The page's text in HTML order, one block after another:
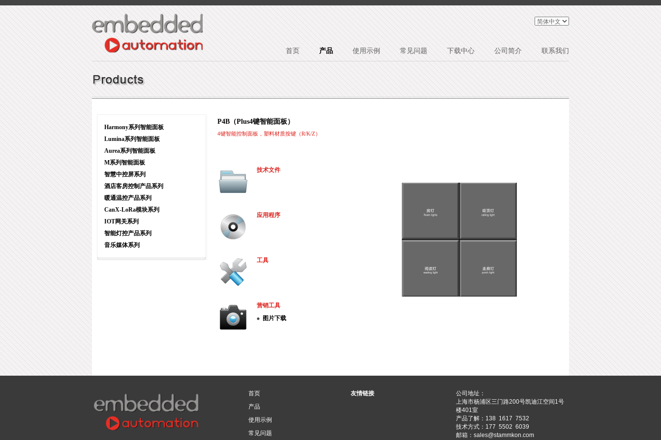
首页 产品 使用示例 常见问题 下载中心 公司简介 联系我们
Harmony系列智能面板
Lumina系列智能面板
Aurea系列智能面板
M系列智能面板
智慧中控屏系列
酒店客房控制产品系列
暖通温控产品系列
CanX-LoRa模块系列
IOT网关系列
智能灯控产品系列
音乐媒体系列
P4B（Plus4键智能面板）
4键智能控制面板，塑料材质按键（R/K/Z）
技术文件
应用程序
工具
营销工具
图片下载
首页
产品
使用示例
常见问题
友情链接
公司地址：
上海市杨浦区三门路200号凯迪江空间1号
楼401室
产品了解：138 1617 7532
技术方式：177 5502 6039
邮箱：sales@stammkon.com